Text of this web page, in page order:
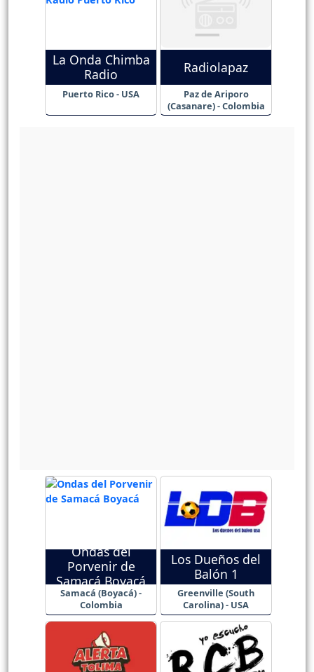
La Onda Chimba
Radio
Puerto Rico - USA
Radiolapaz
Paz de Ariporo
(Casanare) - Colombia
Ondas del
Porvenir de
Samacá Boyacá
Samacá (Boyacá) -
Colombia
Los Dueños del
Balón 1
Greenville (South
Carolina) - USA